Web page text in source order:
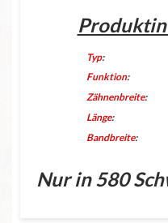
Typ:
Funktion:
Zähnenbreite:
Länge:
Bandbreite:
Nur in 580